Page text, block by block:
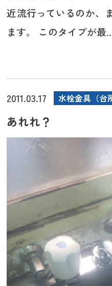
近流行っているのか、
ます。 このタイプが最
2011.03.17 水栓金具（台
あれれ？